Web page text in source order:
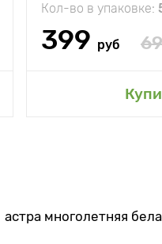
Кол-во в упаковке:
399 руб
астра многолетняя